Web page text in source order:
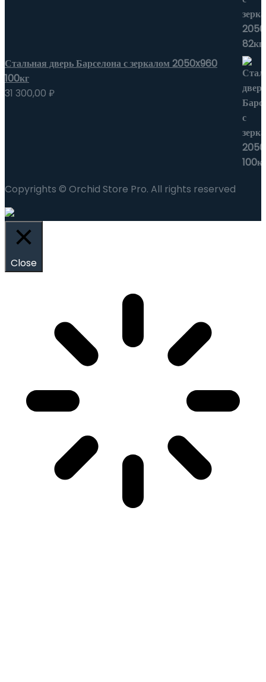
Стальная дверь Барселона с зеркалом 2050x960
100кг
31 300,00 ₽
Copyrights © Orchid Store Pro. All rights reserved
Close